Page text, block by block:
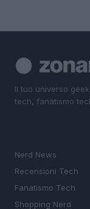
Il tuo universo
tech, fanatismo
Nerd News
Recensioni Tech
Fanatismo Tech
Shopping Nerd